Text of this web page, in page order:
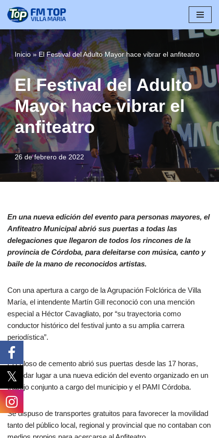
contenido
Inicio» El Festival del Adulto Mayor hace vibrar el anfiteatro
El Festival del Adulto
Mayor hace vibrar el
anfiteatro
26 de febrero de 2022
En una nueva edición del evento para personas mayores, el
Anfiteatro Municipal abrió sus puertas a todas las
delegaciones que llegaron de todos los rincones de la
provincia de Córdoba, para deleitarse con música, canto y
baile de la mano de reconocidos artistas.
Con una apertura a cargo de la Agrupación Folclórica de Villa
María, el intendente Martín Gill reconoció con una mención
especial a Héctor Cavagliato, por “su trayectoria como
conductor histórico del festival junto a su amplia carrera
periodística”.
El coloso de cemento abrió sus puertas desde las 17 horas,
para dar lugar a una nueva edición del evento organizado en un
trabajo conjunto a cargo del municipio y el PAMI Córdoba.
Se dispuso de transportes gratuitos para favorecer la movilidad
tanto del público local, regional y provincial que no contaban con